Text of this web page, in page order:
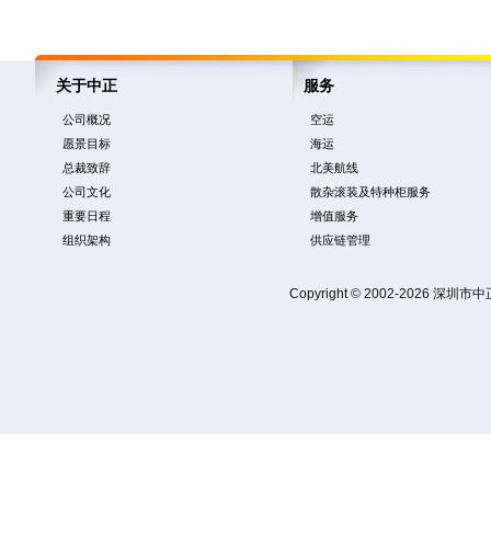
关于中正
公司概况
愿景目标
总裁致辞
公司文化
重要日程
组织架构
服务
空运
海运
北美航线
散杂滚装及特种柜服务
增值服务
供应链管理
Copyright © 2002-2026 深圳市中